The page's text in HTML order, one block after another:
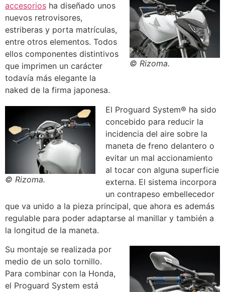
© Rizoma.
accesorios ha diseñado unos
nuevos retrovisores,
estriberas y porta matrículas,
entre otros elementos. Todos
ellos componentes distintivos
que imprimen un carácter
todavía más elegante la
naked de la firma japonesa.
© Rizoma.
El Proguard System® ha sido
concebido para reducir la
incidencia del aire sobre la
maneta de freno delantero o
evitar un mal accionamiento
al tocar con alguna superficie
externa. El sistema incorpora
un contrapeso embellecedor
que va unido a la pieza principal, que ahora es además
regulable para poder adaptarse al manillar y también a
la longitud de la maneta.
Su montaje se realizada por
medio de un solo tornillo.
Para combinar con la Honda,
el Proguard System está